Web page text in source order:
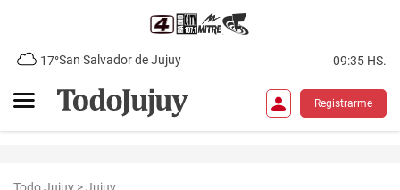
17°San Salvador de Jujuy 09:35 HS.
Registrarme